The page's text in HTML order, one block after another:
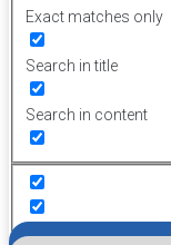
Exact matches only
Search in title
Search in content